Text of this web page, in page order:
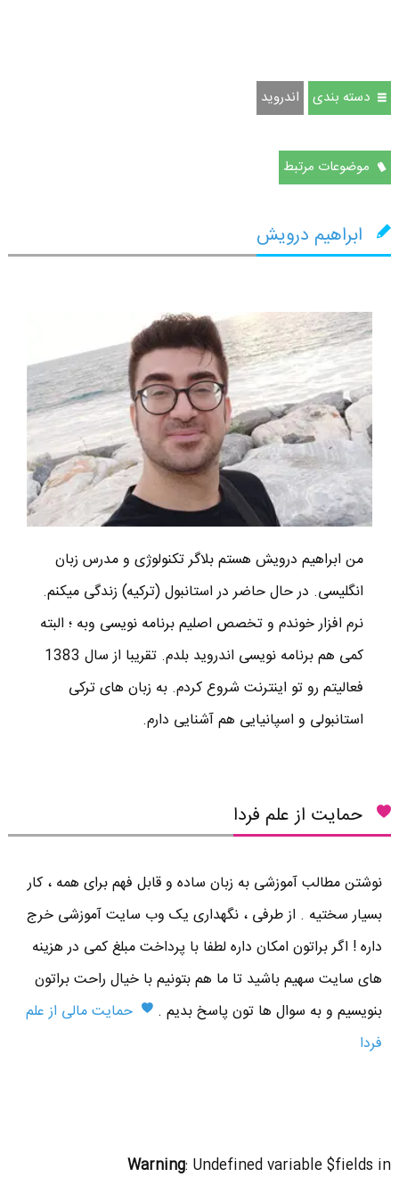
دسته بندی اندروید
موضوعات مرتبط
ابراهیم درویش
من ابراهیم درویش هستم بلاگر تکنولوژی و مدرس زبان
انگلیسی. در حال حاضر در استانبول (ترکیه) زندگی میکنم.
نرم افزار خوندم و تخصص اصلیم برنامه نویسی وبه ؛ البته
کمی هم برنامه نویسی اندروید بلدم. تقریبا از سال 1383
فعالیتم رو تو اینترنت شروع کردم. به زبان های ترکی
استانبولی و اسپانیایی هم آشنایی دارم.
حمایت از علم فردا
نوشتن مطالب آموزشی به زبان ساده و قابل فهم برای همه ، کار
بسیار سختیه . از طرفی ، نگهداری یک وب سایت آموزشی خرج
داره ! اگر براتون امکان داره لطفا با پرداخت مبلغ کمی در هزینه
های سایت سهیم باشید تا ما هم بتونیم با خیال راحت براتون
بنویسیم و به سوال ها تون پاسخ بدیم .
حمایت مالی از علم
فردا
Warning: Undefined variable $fields in